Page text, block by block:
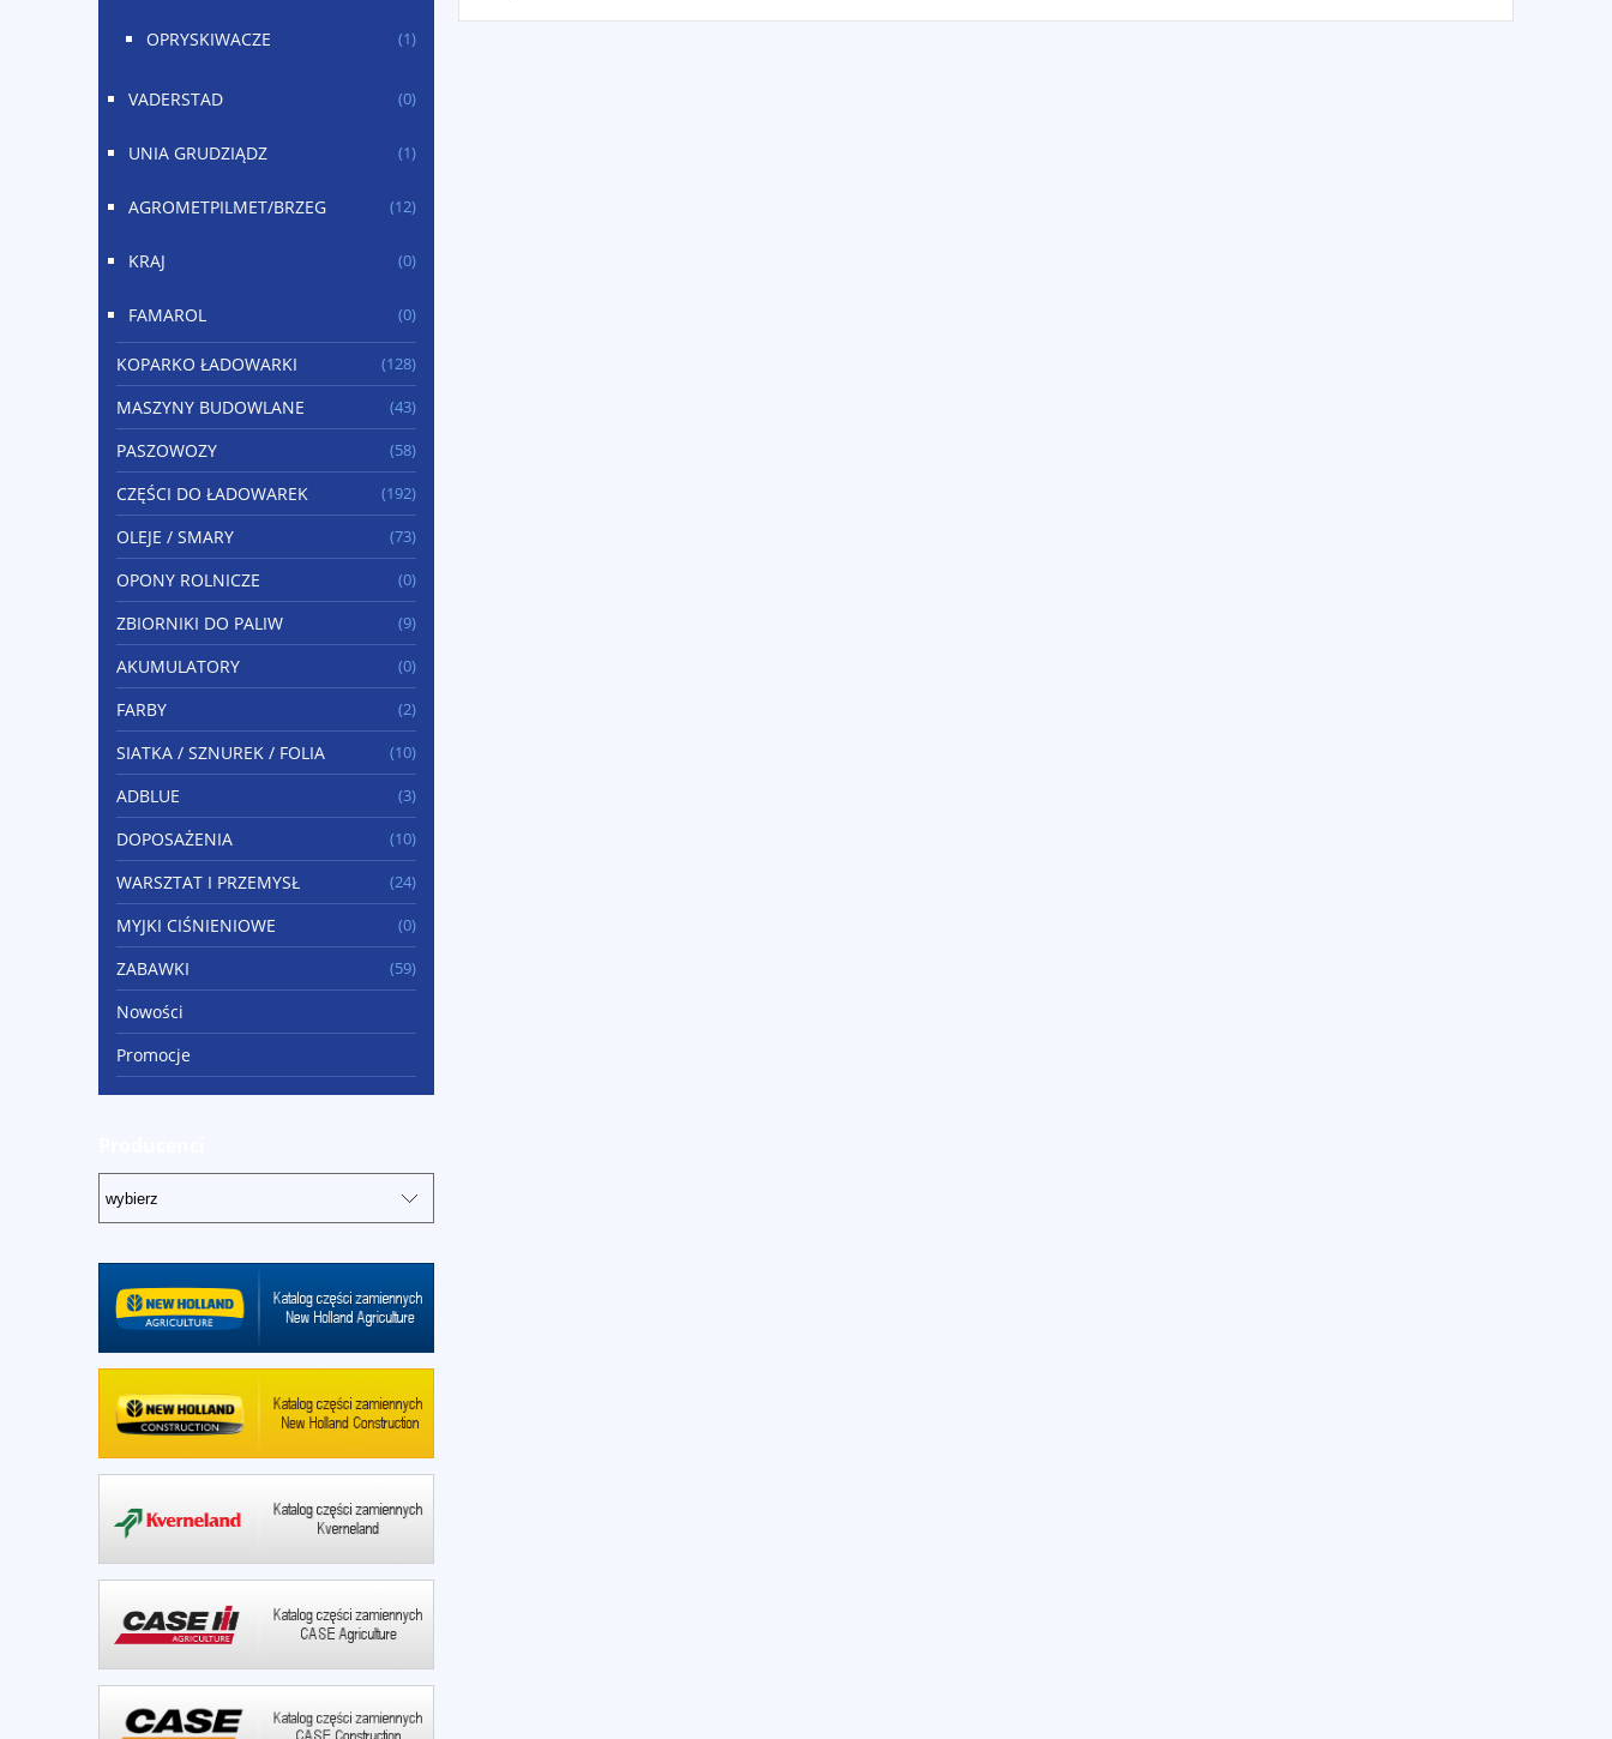
OPRYSKIWACZE (1)
VADERSTAD (0)
UNIA GRUDZIĄDZ (1)
AGROMETPILMET/BRZEG (12)
KRAJ (0)
FAMAROL (0)
KOPARKO ŁADOWARKI (128)
MASZYNY BUDOWLANE (43)
PASZOWOZY (58)
CZĘŚCI DO ŁADOWAREK (192)
OLEJE / SMARY (73)
OPONY ROLNICZE (0)
ZBIORNIKI DO PALIW (9)
AKUMULATORY (0)
FARBY (2)
SIATKA / SZNUREK / FOLIA (10)
ADBLUE (3)
DOPOSAŻENIA (10)
WARSZTAT I PRZEMYSŁ (24)
MYJKI CIŚNIENIOWE (0)
ZABAWKI (59)
Nowości
Promocje